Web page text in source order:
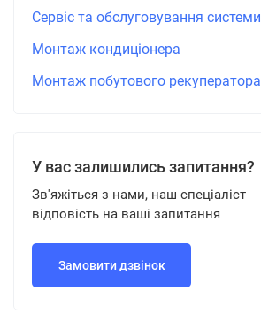
Сервіс та обслуговування системи
Монтаж кондиціонера
Монтаж побутового рекуператора
У вас залишились запитання?
Зв'яжіться з нами, наш спеціаліст
відповість на ваші запитання
Замовити дзвінок